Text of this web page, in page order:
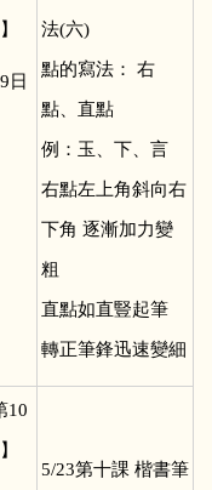
日
法(六)
點的寫法： 右
點、直點
例：玉、下、言
右點左上角斜向右
下角 逐漸加力變
粗
直點如直豎起筆
轉正筆鋒迅速變細
10
5/23第十課 楷書筆